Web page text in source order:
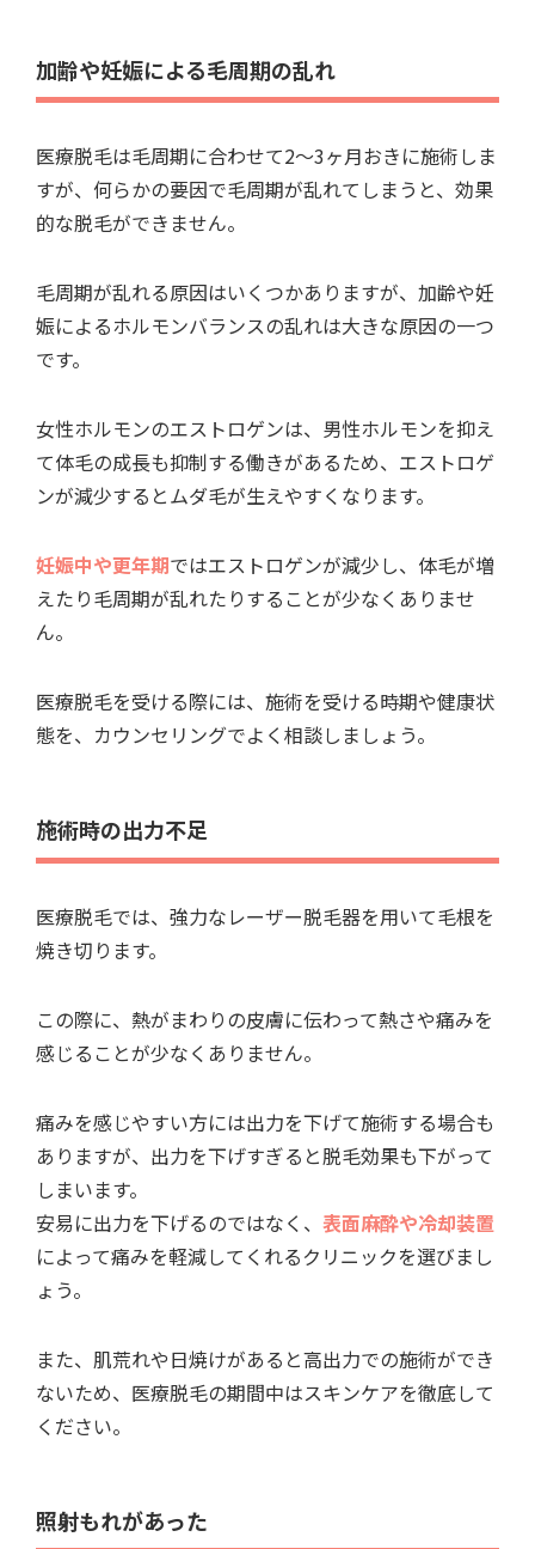
加齢や妊娠による毛周期の乱れ
医療脱毛は毛周期に合わせて2～3ヶ月おきに施術しま
すが、何らかの要因で毛周期が乱れてしまうと、効果
的な脱毛ができません。
毛周期が乱れる原因はいくつかありますが、加齢や妊
娠によるホルモンバランスの乱れは大きな原因の一つ
です。
女性ホルモンのエストロゲンは、男性ホルモンを抑え
て体毛の成長も抑制する働きがあるため、エストロゲ
ンが減少するとムダ毛が生えやすくなります。
妊娠中や更年期ではエストロゲンが減少し、体毛が増
えたり毛周期が乱れたりすることが少なくありませ
ん。
医療脱毛を受ける際には、施術を受ける時期や健康状
態を、カウンセリングでよく相談しましょう。
施術時の出力不足
医療脱毛では、強力なレーザー脱毛器を用いて毛根を
焼き切ります。
この際に、熱がまわりの皮膚に伝わって熱さや痛みを
感じることが少なくありません。
痛みを感じやすい方には出力を下げて施術する場合も
ありますが、出力を下げすぎると脱毛効果も下がって
しまいます。
安易に出力を下げるのではなく、 表面麻酔や冷却装置
によって痛みを軽減してくれるクリニックを選びまし
ょう。
また、肌荒れや日焼けがあると高出力での施術ができ
ないため、医療脱毛の期間中はスキンケアを徹底して
ください。
照射もれがあった